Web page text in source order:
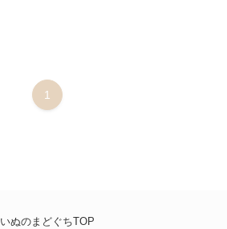
1
いぬのまどぐちTOP